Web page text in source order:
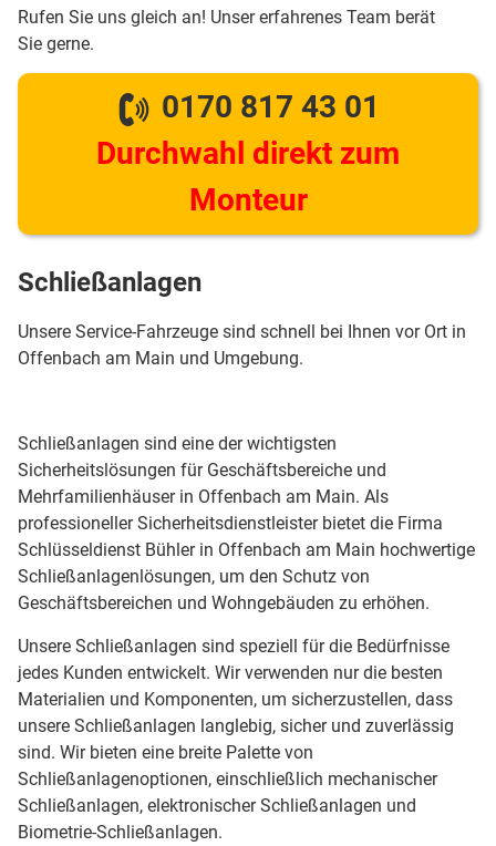
Rufen Sie uns gleich an! Unser erfahrenes Team berät
Sie gerne.
0170 817 43 01
Durchwahl direkt zum
Monteur
Schließanlagen
Unsere Service-Fahrzeuge sind schnell bei Ihnen vor Ort in
Offenbach am Main und Umgebung.
Schließanlagen sind eine der wichtigsten
Sicherheitslösungen für Geschäftsbereiche und
Mehrfamilienhäuser in Offenbach am Main. Als
professioneller Sicherheitsdienstleister bietet die Firma
Schlüsseldienst Bühler in Offenbach am Main hochwertige
Schließanlagenlösungen, um den Schutz von
Geschäftsbereichen und Wohngebäuden zu erhöhen.
Unsere Schließanlagen sind speziell für die Bedürfnisse
jedes Kunden entwickelt. Wir verwenden nur die besten
Materialien und Komponenten, um sicherzustellen, dass
unsere Schließanlagen langlebig, sicher und zuverlässig
sind. Wir bieten eine breite Palette von
Schließanlagenoptionen, einschließlich mechanischer
Schließanlagen, elektronischer Schließanlagen und
Biometrie-Schließanlagen.